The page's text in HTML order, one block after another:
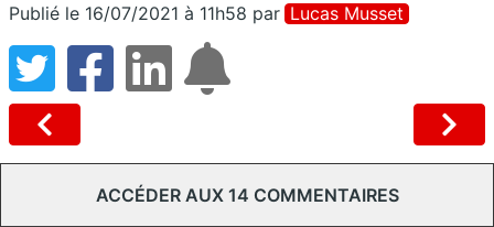
Publié le 16/07/2021 à 11h58 par Lucas Musset
ACCÉDER AUX 14 COMMENTAIRES